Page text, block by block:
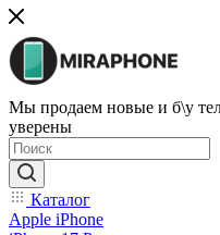
Мы продаем новые и б\у
уверены
Каталог
Apple iPhone